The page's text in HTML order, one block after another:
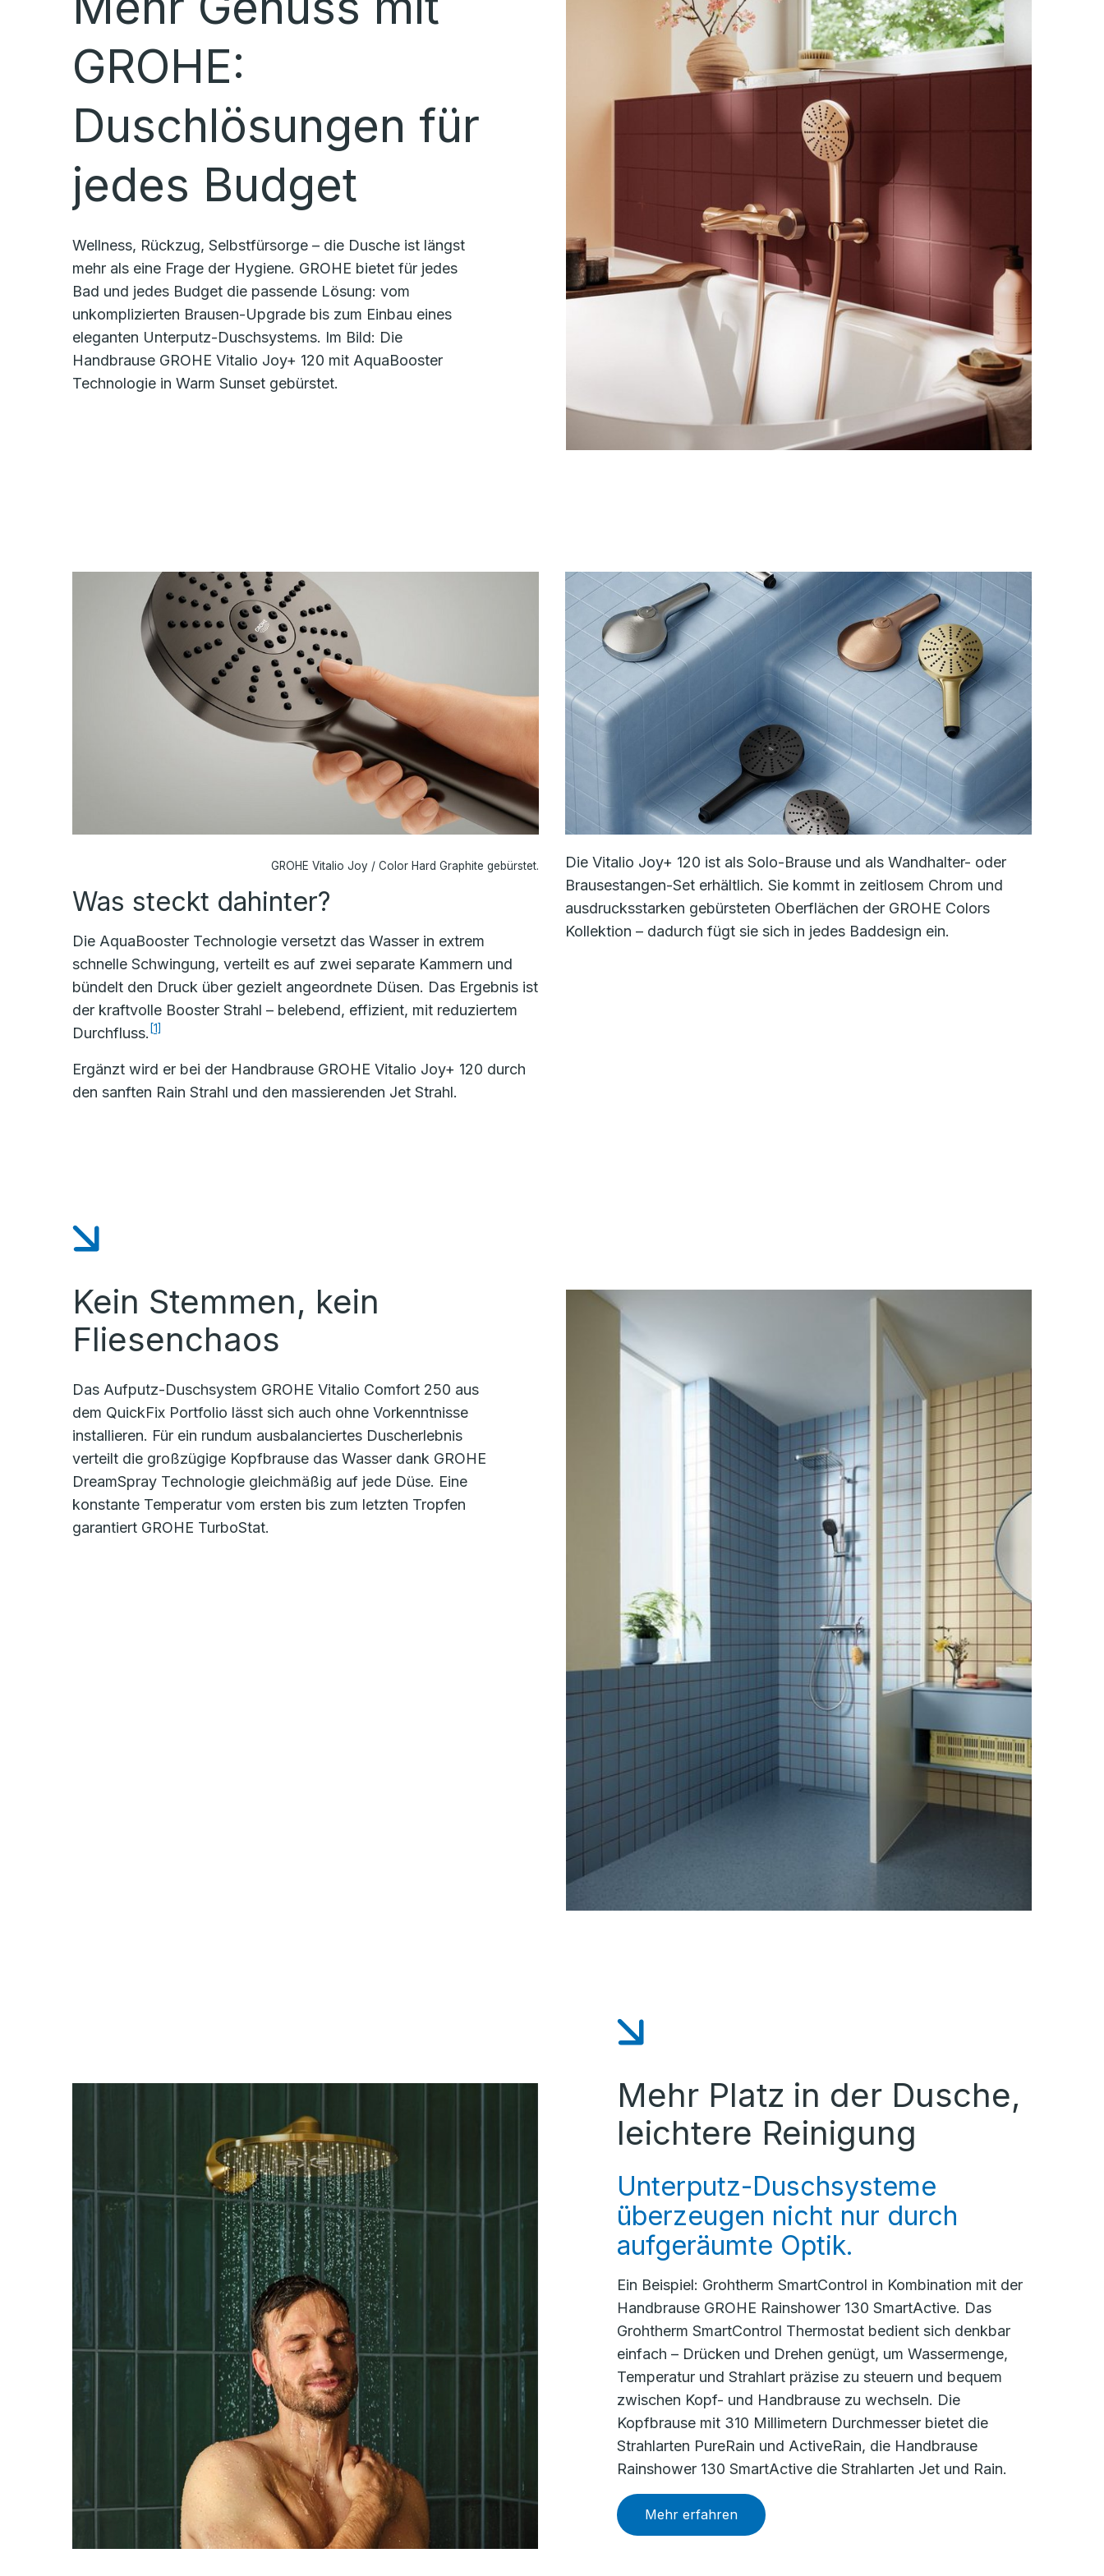
GROHE:
Duschlösungen für
jedes Budget
Wellness, Rückzug, Selbstfürsorge – die Dusche ist längst
mehr als eine Frage der Hygiene. GROHE bietet für jedes
Bad und jedes Budget die passende Lösung: vom
unkomplizierten Brausen-Upgrade bis zum Einbau eines
eleganten Unterputz-Duschsystems. Im Bild: Die
Handbrause GROHE Vitalio Joy+ 120 mit AquaBooster
Technologie in Warm Sunset gebürstet.
GROHE Vitalio Joy / Color Hard Graphite gebürstet.
Was steckt dahinter?
Die AquaBooster Technologie versetzt das Wasser in extrem
schnelle Schwingung, verteilt es auf zwei separate Kammern und
bündelt den Druck über gezielt angeordnete Düsen. Das Ergebnis ist
der kraftvolle Booster Strahl – belebend, effizient, mit reduziertem
Durchfluss. [1]
Ergänzt wird er bei der Handbrause GROHE Vitalio Joy+ 120 durch
den sanften Rain Strahl und den massierenden Jet Strahl.
Die Vitalio Joy+ 120 ist als Solo-Brause und als Wandhalter- oder
Brausestangen-Set erhältlich. Sie kommt in zeitlosem Chrom und
ausdrucksstarken gebürsteten Oberflächen der GROHE Colors
Kollektion – dadurch fügt sie sich in jedes Baddesign ein.
Kein Stemmen, kein
Fliesenchaos
Das Aufputz-Duschsystem GROHE Vitalio Comfort 250 aus
dem QuickFix Portfolio lässt sich auch ohne Vorkenntnisse
installieren. Für ein rundum ausbalanciertes Duscherlebnis
verteilt die großzügige Kopfbrause das Wasser dank GROHE
DreamSpray Technologie gleichmäßig auf jede Düse. Eine
konstante Temperatur vom ersten bis zum letzten Tropfen
garantiert GROHE TurboStat.
Mehr Platz in der Dusche,
leichtere Reinigung
Unterputz-Duschsysteme
überzeugen nicht nur durch
aufgeräumte Optik.
Ein Beispiel: Grohtherm SmartControl in Kombination mit der
Handbrause GROHE Rainshower 130 SmartActive. Das
Grohtherm SmartControl Thermostat bedient sich denkbar
einfach – Drücken und Drehen genügt, um Wassermenge,
Temperatur und Strahlart präzise zu steuern und bequem
zwischen Kopf- und Handbrause zu wechseln. Die
Kopfbrause mit 310 Millimetern Durchmesser bietet die
Strahlarten PureRain und ActiveRain, die Handbrause
Rainshower 130 SmartActive die Strahlarten Jet und Rain.
Mehr erfahren